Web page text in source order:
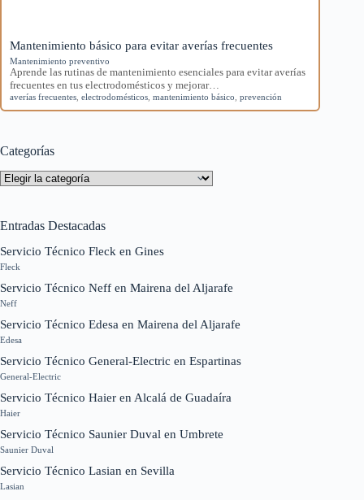
Mantenimiento básico para evitar averías frecuentes
Mantenimiento preventivo
Aprende las rutinas de mantenimiento esenciales para evitar averías
frecuentes en tus electrodomésticos y mejorar…
averías frecuentes electrodomésticos mantenimiento básico prevención
Categorías
Categorías
Entradas Destacadas
Servicio Técnico Fleck en Gines
Fleck
Servicio Técnico Neff en Mairena del Aljarafe
Neff
Servicio Técnico Edesa en Mairena del Aljarafe
Edesa
Servicio Técnico General-Electric en Espartinas
General-Electric
Servicio Técnico Haier en Alcalá de Guadaíra
Haier
Servicio Técnico Saunier Duval en Umbrete
Saunier Duval
Servicio Técnico Lasian en Sevilla
Lasian